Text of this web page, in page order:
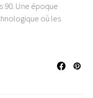
90. Une époque
où les